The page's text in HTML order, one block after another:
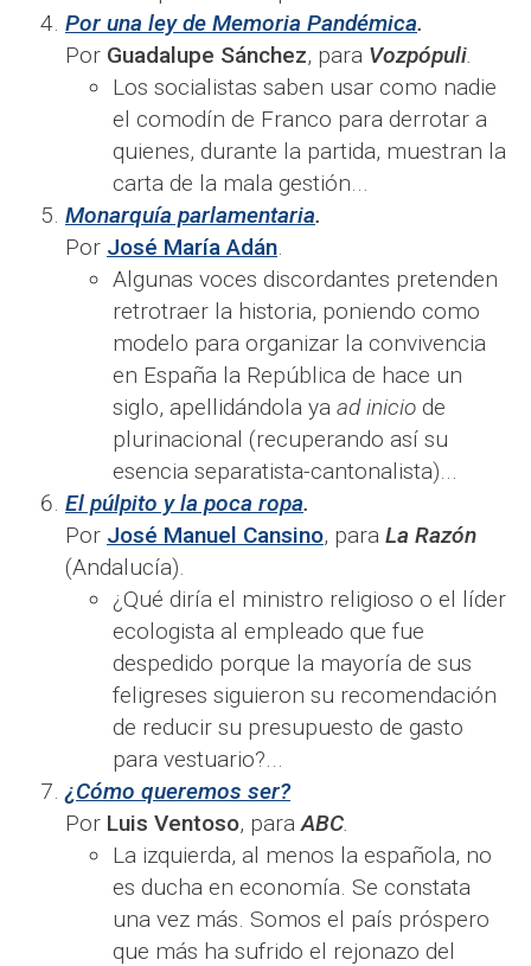
Por una ley de Memoria Pandémica.
Por Guadalupe Sánchez, para Vozpópuli.
Los socialistas saben usar como nadie
el comodín de Franco para derrotar a
quienes, durante la partida, muestran la
carta de la mala gestión...
Monarquía parlamentaria.
Por José María Adán.
Algunas voces discordantes pretenden
retrotraer la historia, poniendo como
modelo para organizar la convivencia
en España la República de hace un
siglo, apellidándola ya ad inicio de
plurinacional (recuperando así su
esencia separatista-cantonalista)...
El púlpito y la poca ropa.
Por José Manuel Cansino, para La Razón
(Andalucía).
¿Qué diría el ministro religioso o el líder
ecologista al empleado que fue
despedido porque la mayoría de sus
feligreses siguieron su recomendación
de reducir su presupuesto de gasto
para vestuario?...
¿Cómo queremos ser?
Por Luis Ventoso, paraABC.
La izquierda, al menos la española, no
es ducha en economía. Se constata
una vez más. Somos el país próspero
que más ha sufrido el rejonazo del